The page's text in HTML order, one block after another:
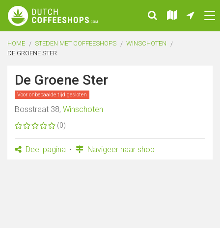
HOME STEDEN MET COFFEESHOPS
WINSCHOTEN
DE GROENE STER
De Groene Ster
Voor onbepaalde tijd gesloten
Bosstraat 38, Winschoten
(0)
Deel pagina Navigeer naar shop